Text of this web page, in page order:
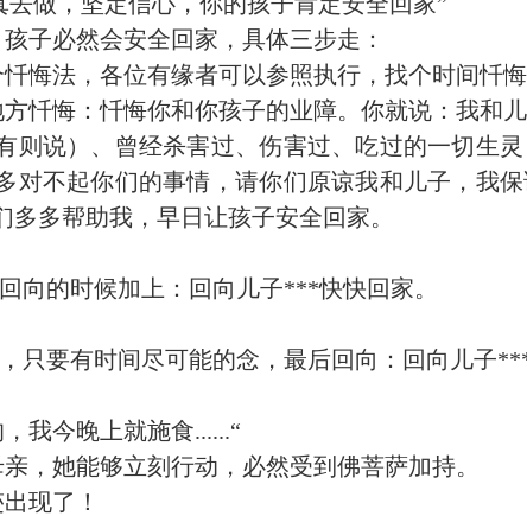
子必然会安全回家，具体三步走：
悔法，各位有缘者可以参照执行，找个时间忏悔
忏悔：忏悔你和你孩子的业障。你就说：我和
则说）、曾经杀害过、伤害过、吃过的一切生
对不起你们的事情，请你们原谅我和儿子，我
多帮助我，早日让孩子安全回家。
向的时候加上：回向儿子***快快回家。
只要有时间尽可能的念，最后回向：回向儿子***
我今晚上就施食......“
，她能够立刻行动，必然受到佛菩萨加持。
现了！